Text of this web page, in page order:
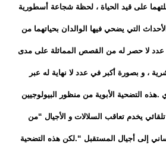
على قيد الحياة ، لحظة شجاعة أسطورية
التي يضحي فيها الوالدان بحياتهما من
عدد لا حصر له من القصص المماثلة على مدى
، و بصورة أكبر في عدد لا نهاية له عبر
التضحية الأبوية من منظور البيولوجيين
يخدم تعاقب السلالات و الأجيال “من
إلى أجيال المستقبل “.لكن هذه التضحية